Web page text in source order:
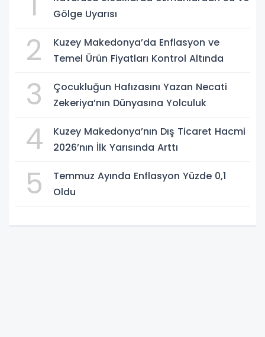
Gölge Uyarısı
2
Kuzey Makedonya’da Enflasyon ve
Temel Ürün Fiyatları Kontrol Altında
3
Çocukluğun Hafızasını Yazan Necati
Zekeriya’nın Dünyasına Yolculuk
4
Kuzey Makedonya’nın Dış Ticaret Hacmi
2026’nın İlk Yarısında Arttı
5
Temmuz Ayında Enflasyon Yüzde 0,1
Oldu